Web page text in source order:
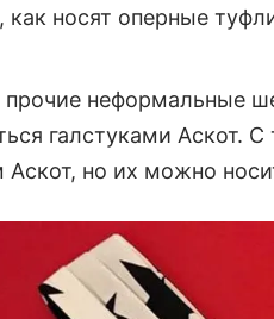
как носят оперные
прочие неформальные
галстуками Аскот.
Аскот, но их можно